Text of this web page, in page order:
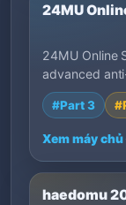
24MU
24MU Online
advanced
deve…
#Part 3
Xem máy chủ
haedomu